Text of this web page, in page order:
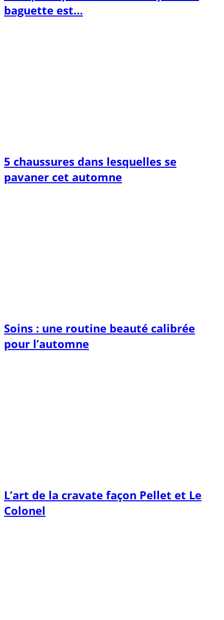
baguette est…
5 chaussures dans lesquelles se
pavaner cet automne
Soins : une routine beauté calibrée
pour l’automne
L’art de la cravate façon Pellet et Le
Colonel